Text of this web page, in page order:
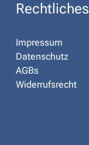
Rechtliches
Impressum
Datenschutz
AGBs
Widerrufsrecht